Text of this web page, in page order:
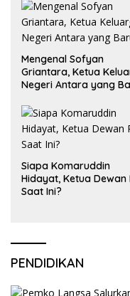
Mengenal Sofyan
Griantara, Ketua
Negeri Antara yang
Siapa Komaruddin
Hidayat, Ketua Dewan
Saat Ini?
PENDIDIKAN